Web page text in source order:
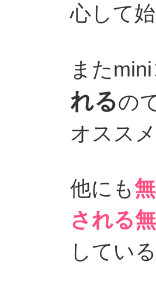
心して
また
れるの
オススメ
他にも
される
してい